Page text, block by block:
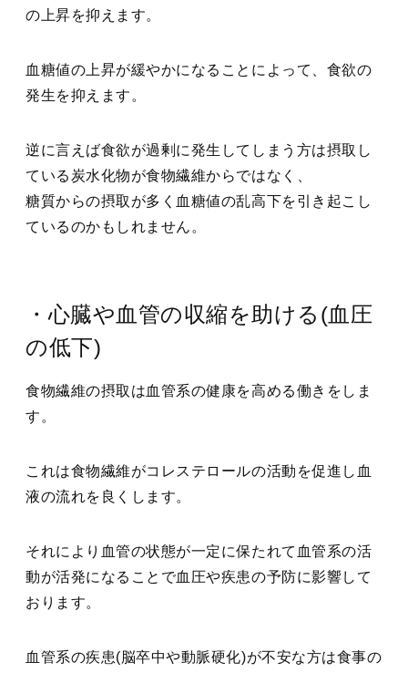
の上昇を抑えます。
血糖値の上昇が緩やかになることによって、食欲の
発生を抑えます。
逆に言えば食欲が過剰に発生してしまう方は摂取し
ている炭水化物が食物繊維からではなく、
糖質からの摂取が多く血糖値の乱高下を引き起こし
ているのかもしれません。
・心臓や血管の収縮を助ける(血圧
の低下)
食物繊維の摂取は血管系の健康を高める働きをしま
す。
これは食物繊維がコレステロールの活動を促進し血
液の流れを良くします。
それにより血管の状態が一定に保たれて血管系の活
動が活発になることで血圧や疾患の予防に影響して
おります。
血管系の疾患(脳卒中や動脈硬化)が不安な方は食事の